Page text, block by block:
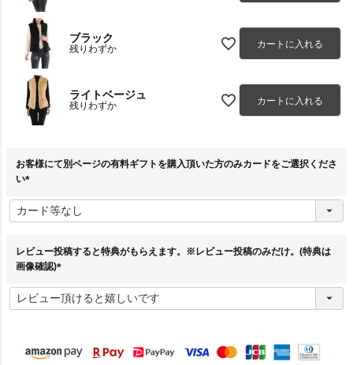
ブラック
残りわずか カートに入れる
ライトベージュ
残りわずか カートに入れる
お客様にて別ページの有料ギフトを購入頂いた方のみカードをご選択くださ
い
必
須
レビュー投稿すると特典がもらえます。※レビュー投稿のみだけ。(特典は
画像確認)
必
須